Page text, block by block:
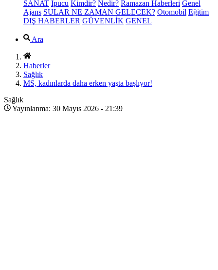
SANAT İpucu Kimdir? Nedir? Ramazan Haberleri Genel
Ajans SULAR NE ZAMAN GELECEK? Otomobil Eğitim
DIŞ HABERLER GÜVENLİK GENEL
Ara
Haberler
Sağlık
MS, kadınlarda daha erken yaşta başlıyor!
Sağlık
Yayınlanma: 30 Mayıs 2026 - 21:39